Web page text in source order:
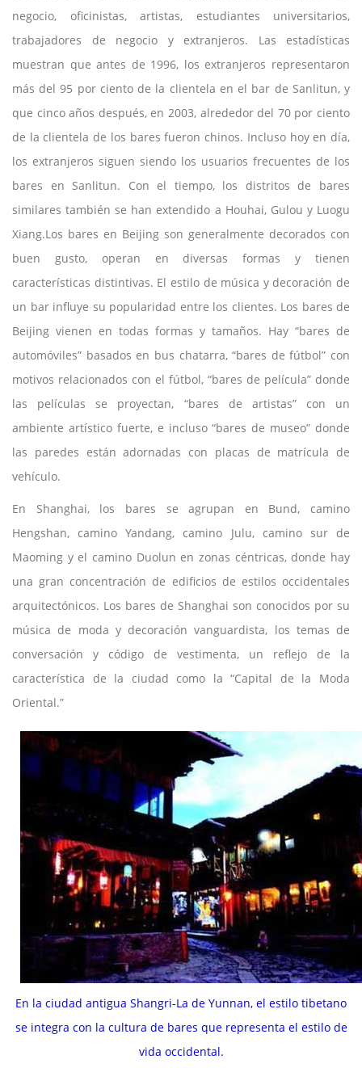
negocio, oficinistas, artistas, estudiantes universitarios,
trabajadores de negocio y extranjeros. Las estadísticas
muestran que antes de 1996, los extranjeros representaron
más del 95 por ciento de la clientela en el bar de Sanlitun, y
que cinco años después, en 2003, alrededor del 70 por ciento
de la clientela de los bares fueron chinos. Incluso hoy en día,
los extranjeros siguen siendo los usuarios frecuentes de los
bares en Sanlitun. Con el tiempo, los distritos de bares
similares también se han extendido a Houhai, Gulou y Luogu
Xiang.Los bares en Beijing son generalmente decorados con
buen gusto, operan en diversas formas y tienen
características distintivas. El estilo de música y decoración de
un bar influye su popularidad entre los clientes. Los bares de
Beijing vienen en todas formas y tamaños. Hay “bares de
automóviles” basados en bus chatarra, “bares de fútbol” con
motivos relacionados con el fútbol, “bares de película” donde
las películas se proyectan, “bares de artistas” con un
ambiente artístico fuerte, e incluso “bares de museo” donde
las paredes están adornadas con placas de matrícula de
vehículo.
En Shanghai, los bares se agrupan en Bund, camino
Hengshan, camino Yandang, camino Julu, camino sur de
Maoming y el camino Duolun en zonas céntricas, donde hay
una gran concentración de edificios de estilos occidentales
arquitectónicos. Los bares de Shanghai son conocidos por su
música de moda y decoración vanguardista, los temas de
conversación y código de vestimenta, un reflejo de la
característica de la ciudad como la “Capital de la Moda
Oriental.”
En la ciudad antigua Shangri-La de Yunnan, el estilo tibetano
se integra con la cultura de bares que representa el estilo de
vida occidental.